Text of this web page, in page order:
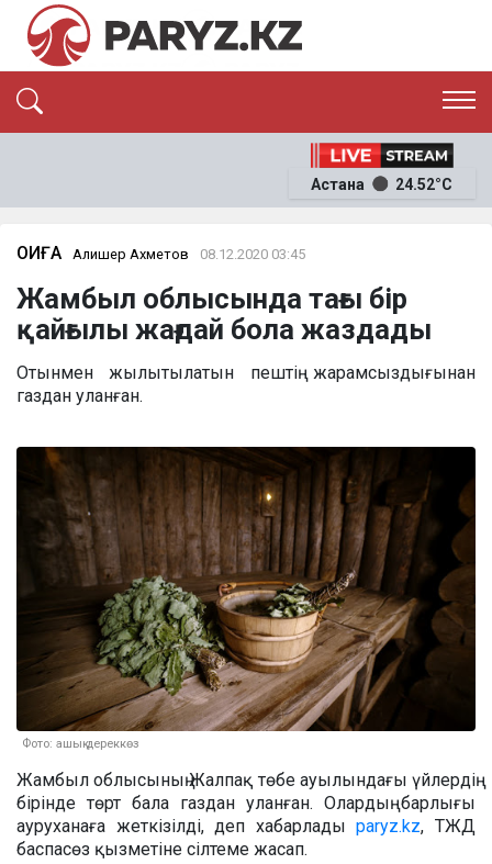
ЭКОНОМИКА
ОҚИҒА
News
Астана 24.52°C
ОҚИҒА Алишер Ахметов 08.12.2020 03:45
Жамбыл облысында тағы бір
қайғылы жағдай бола жаздады
Отынмен жылытылатын пештің жарамсыздығынан
газдан уланған.
Фото: ашық дереккөз
Жамбыл облысының Жалпақ төбе ауылындағы үйлердің
бірінде төрт бала газдан уланған. Олардың барлығы
ауруханаға жеткізілді, деп хабарладыparyz.kz, ТЖД
баспасөз қызметіне сілтеме жасап.